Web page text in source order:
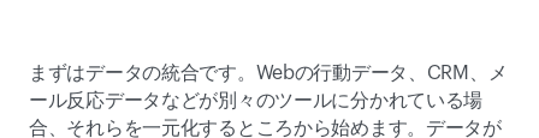
まずはデータの統合です。Webの行動データ、CRM、メ
ール反応データなどが別々のツールに分かれている場
合、それらを一元化するところから始めます。データが